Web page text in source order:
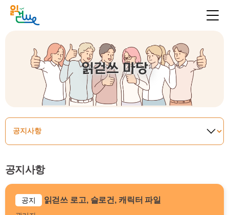
읽걷쓰 마당
공지사항
공지 읽걷쓰 로고, 슬로건, 캐릭터 파일